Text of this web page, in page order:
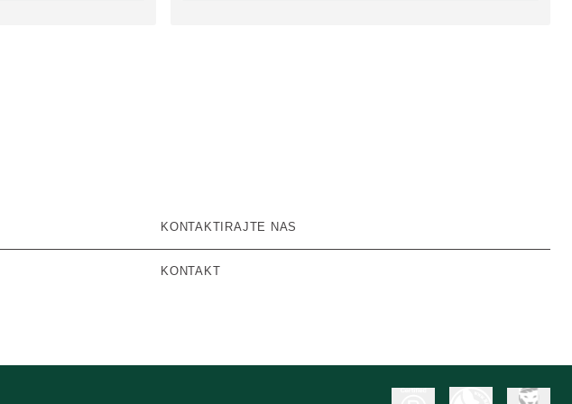
KONTAKTIRAJTE NAS
KONTAKT